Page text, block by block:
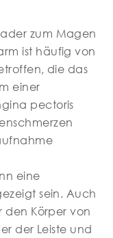
zum Magen
ist häufig von
die das
einer
pectoris
eine
sein. Auch
den Körper von
der Leiste und